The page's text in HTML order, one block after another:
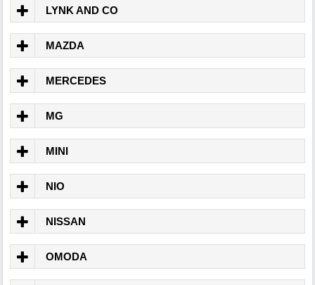
LYNK AND CO
MAZDA
MERCEDES
MG
MINI
NIO
NISSAN
OMODA